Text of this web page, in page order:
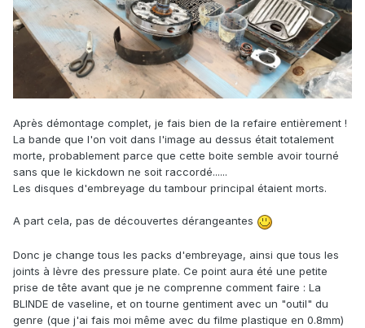
Après démontage complet, je fais bien de la refaire entièrement !
La bande que l'on voit dans l'image au dessus était totalement
morte, probablement parce que cette boite semble avoir tourné
sans que le kickdown ne soit raccordé......
Les disques d'embreyage du tambour principal étaient morts.
A part cela, pas de découvertes dérangeantes
Donc je change tous les packs d'embreyage, ainsi que tous les
joints à lèvre des pressure plate. Ce point aura été une petite
prise de tête avant que je ne comprenne comment faire : La
BLINDE de vaseline, et on tourne gentiment avec un "outil" du
genre (que j'ai fais moi même avec du filme plastique en 0.8mm)